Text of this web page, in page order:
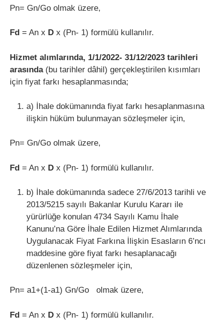
Pn= Gn/Go olmak üzere,
Fd = An x D x (Pn- 1) formülü kullanılır.
Hizmet alımlarında, 1/1/2022- 31/12/2023 tarihleri
arasında(bu tarihler dâhil) gerçekleştirilen kısımları
için fiyat farkı hesaplanmasında;
a) İhale dokümanında fiyat farkı hesaplanmasına
ilişkin hüküm bulunmayan sözleşmeler için,
Pn= Gn/Go olmak üzere,
Fd = An x D x (Pn- 1) formülü kullanılır.
b) İhale dokümanında sadece 27/6/2013 tarihli ve
2013/5215 sayılı Bakanlar Kurulu Kararı ile
yürürlüğe konulan 4734 Sayılı Kamu İhale
Kanunu’na Göre İhale Edilen Hizmet Alımlarında
Uygulanacak Fiyat Farkına İlişkin Esasların 6’ncı
maddesine göre fiyat farkı hesaplanacağı
düzenlenen sözleşmeler için,
Pn= a1+(1-a1) Gn/Go olmak üzere,
Fd = An x D x (Pn- 1) formülü kullanılır.